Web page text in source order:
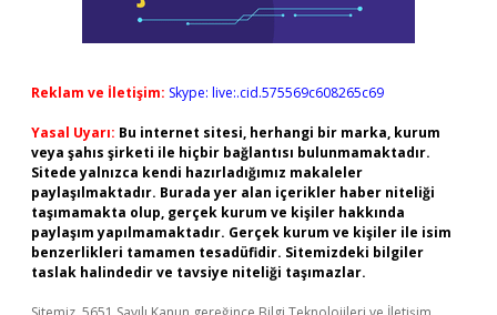
Reklam ve İletişim: Skype: live:.cid.575569c608265c69
Yasal Uyarı: Bu internet sitesi, herhangi bir marka, kurum
veya şahıs şirketi ile hiçbir bağlantısı bulunmamaktadır.
Sitede yalnızca kendi hazırladığımız makaleler
paylaşılmaktadır. Burada yer alan içerikler haber niteliği
taşımamakta olup, gerçek kurum ve kişiler hakkında
paylaşım yapılmamaktadır. Gerçek kurum ve kişiler ile isim
benzerlikleri tamamen tesadüfidir. Sitemizdeki bilgiler
taslak halindedir ve tavsiye niteliği taşımazlar.